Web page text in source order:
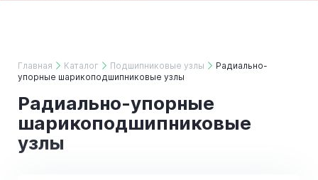
Главная Каталог Подшипниковые узлы
Радиально-
упорные шарикоподшипниковые узлы
Радиально-упорные
шарикоподшипниковые
узлы